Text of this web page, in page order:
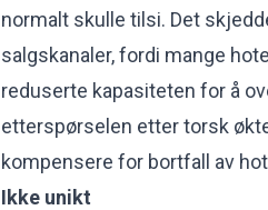
normalt skulle tilsi. Det
salgskanaler, fordi mange
reduserte kapasiteten for å
etterspørselen etter torsk
kompensere for bortfall av
Ikke unikt